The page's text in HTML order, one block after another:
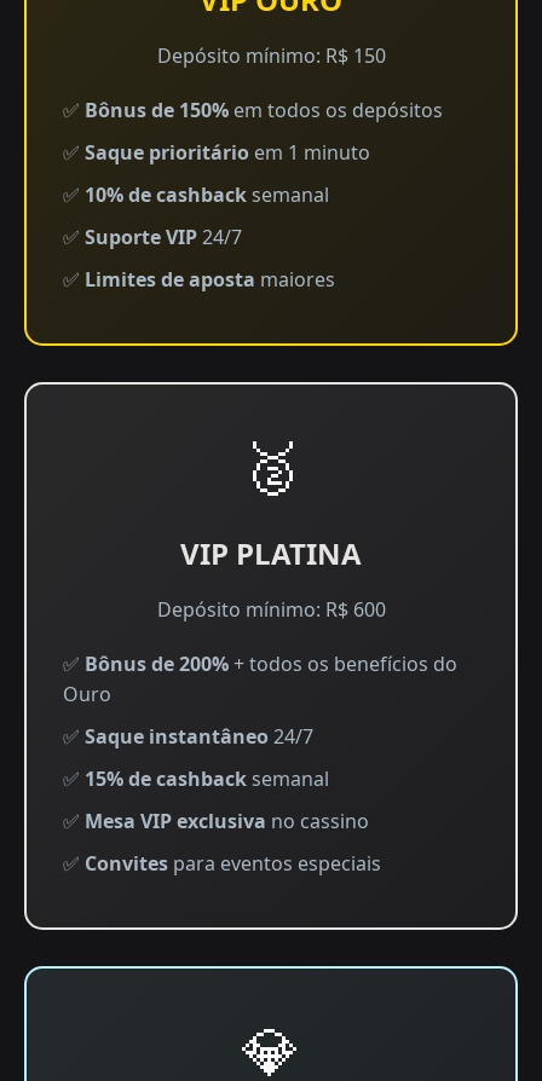
Depósito mínimo: R$ 150
✅ Bônus de 150% em todos os depósitos
✅ Saque prioritário em 1 minuto
✅ 10% de cashbacksemanal
✅ Suporte VIP24/7
✅ Limites de aposta maiores
🥈
VIP PLATINA
Depósito mínimo: R$ 600
✅ Bônus de 200%+ todos os benefícios do
Ouro
✅ Saque instantâneo24/7
✅ 15% de cashback semanal
✅ Mesa VIP exclusiva no cassino
✅ Convites para eventos especiais
💎